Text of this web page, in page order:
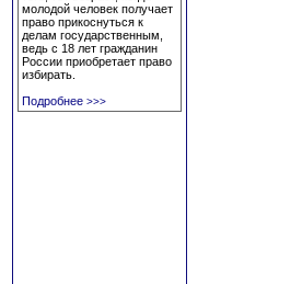
молодой человек получает
право прикоснуться к
делам государственным,
ведь с 18 лет гражданин
России приобретает право
избирать.
Подробнее >>>